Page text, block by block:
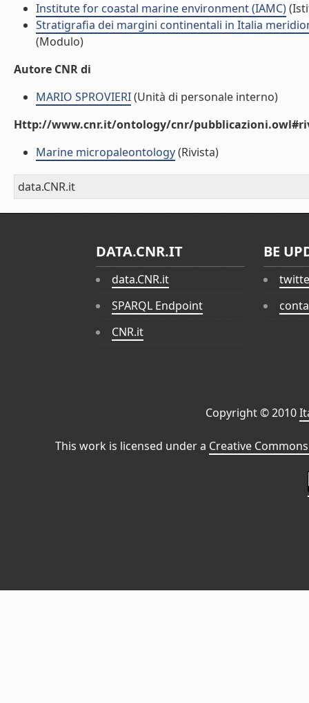
Institute for coastal marine environment (IAMC)
Stratigrafia dei margini continentali in Italia
(Modulo)
Autore CNR di
MARIO SPROVIERI(Unità di personale interno)
Http://www.cnr.it/ontology/cnr/
Marine micropaleontology(Rivista)
data.CNR.it
DATA.CNR.IT
data.CNR.it
SPARQL Endpoint
CNR.it
BE
Copyright © 2010
This work is licensed under a Creative